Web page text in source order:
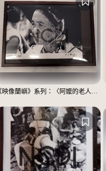
《映像蘭嶼》系列：〈阿嬤的老人斑〉